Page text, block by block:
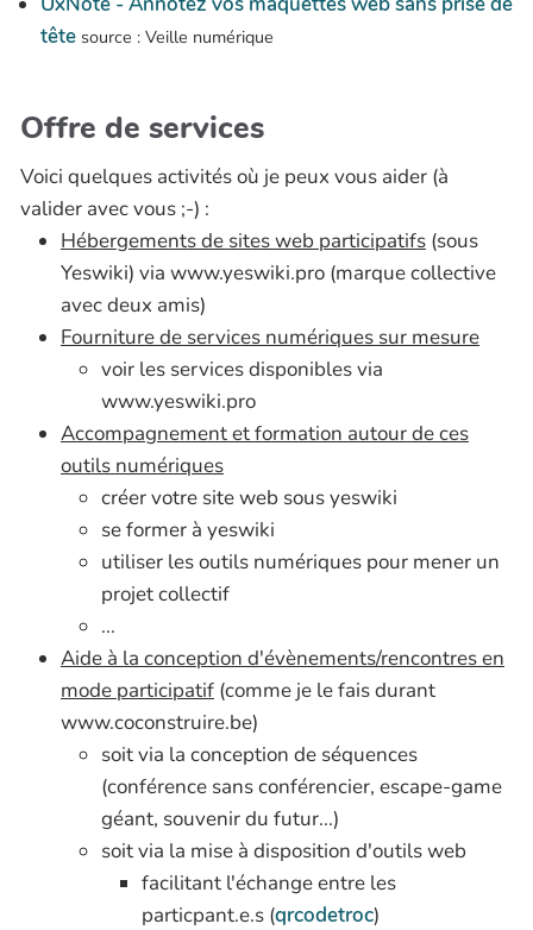
tête source : Veille numérique
Offre de services
Voici quelques activités où je peux vous aider (à
valider avec vous ;-) :
Hébergements de sites web participatifs (sous
Yeswiki) via www.yeswiki.pro (marque collective
avec deux amis)
Fourniture de services numériques sur mesure
voir les services disponibles via
www.yeswiki.pro
Accompagnement et formation autour de ces
outils numériques
créer votre site web sous yeswiki
se former à yeswiki
utiliser les outils numériques pour mener un
projet collectif
...
Aide à la conception d'évènements/rencontres en
mode participatif (comme je le fais durant
www.coconstruire.be)
soit via la conception de séquences
(conférence sans conférencier, escape-game
géant, souvenir du futur...)
soit via la mise à disposition d'outils web
facilitant l'échange entre les
particpant.e.s (qrcodetroc)